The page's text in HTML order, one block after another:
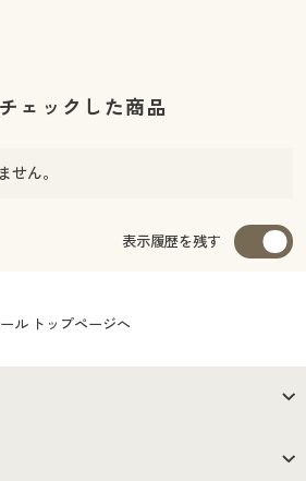
ェックした商品
せん。
表示履歴を残す
ル トップページへ